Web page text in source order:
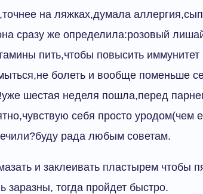
на ляжках,думала
сразу же определила:розовый
пить,чтобы повысить
болеть и вообще поменьше
шестая неделя пошла,перед
себя просто уродом(чем
рада любым советам.
и заклеивать пластырем чтобы
заразны, тогда пройдет быстро.